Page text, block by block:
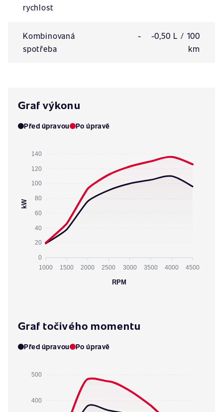
rychlost
Kombinovaná
spotřeba
-
-0,50 L / 100
km
Graf výkonu
Před úpravou Po úpravě
140
120
100
80
60
40
20
0
kW
1000 1500 2000 2500 3000 3500 4000 4500
RPM
Graf točivého momentu
Před úpravou Po úpravě
500
400